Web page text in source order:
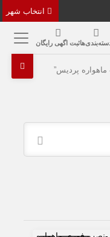
ثبت اگهی رایگان
پردیس”